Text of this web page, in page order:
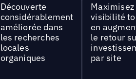
Découverte
considérablement
améliorée dans
les recherches
locales
organiques
Maximisez
visibilité
en
le retour
par site